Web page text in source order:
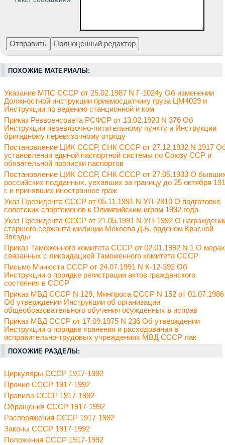
ПОХОЖИЕ МАТЕРИАЛЫ:
Указание МПС СССР от 25.02.1987 N Г-1024у Об изменении
Должностной инструкции приемосдатчику груза ЦМ4029 и
Инструкции по ведению станционной и ком
Приказ Реввоенсовета РСФСР от 13.02.1920 N 376 Об
Инструкции перевязочно-питательному пункту и Инструкции
бригадному перевязочному отряду
Постановление ЦИК СССР, СНК СССР от 27.12.1932 N 1917
установлении единой паспортной системы по Союзу ССР и
обязательной прописки паспортов
Постановление ЦИК СССР, СНК СССР от 27.05.1933 О
российских подданных, уехавших за границу до 25 октября
г. и принявших иностранное граж
Указ Президента СССР от 05.11.1991 N УП-2810 О подготовке
советских спортсменов к Олимпийским играм 1992 года
Указ Президента СССР от 21.05.1991 N УП-1992 О
старшего сержанта милиции Мокоева Д.Б. орденом Красной
Звезды
Приказ Таможенного комитета СССР от 02.01.1992 N 1 О
связанных с ликвидацией Таможенного комитета СССР
Письмо Минюста СССР от 24.07.1991 N К-12-392 Об
Инструкции о порядке регистрации актов гражданского
состояния в СССР
Приказ МВД СССР N 129, Минпроса СССР N 152 от 01.07.1986
Об утверждении Инструкции об организации
общеобразовательного обучения осужденных в исправ
Приказ МВД СССР от 17.09.1975 N 236 Об утверждении
Инструкции о порядке хранения и расходования в
исправительно-трудовых учреждениях МВД СССР лак
ПОХОЖИЕ РАЗДЕЛЫ:
Циркуляры СССР 1917-1992
Прочие СССР 1917-1992
Правила СССР 1917-1992
Обращения СССР 1917-1992
Распоряжения СССР 1917-1992
Законы СССР 1917-1992
Положения СССР 1917-1992